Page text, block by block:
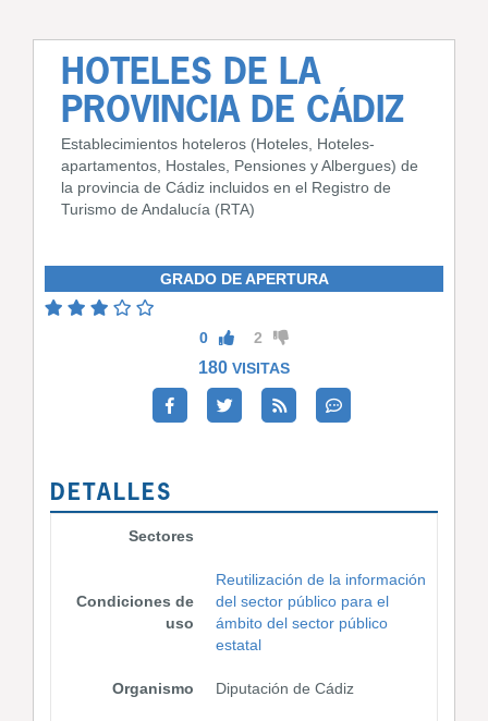
HOTELES DE LA
PROVINCIA DE CÁDIZ
Establecimientos hoteleros (Hoteles, Hoteles-
apartamentos, Hostales, Pensiones y Albergues) de
la provincia de Cádiz incluidos en el Registro de
Turismo de Andalucía (RTA)
GRADO DE APERTURA
0 2
180 VISITAS
DETALLES
Sectores
Condiciones de
uso
Reutilización de la información
del sector público para el
ámbito del sector público
estatal
Organismo Diputación de Cádiz